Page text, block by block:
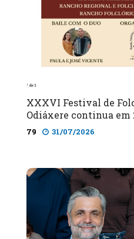
XXXVI Festival de
Odiáxere continua em
79 31/07/2026